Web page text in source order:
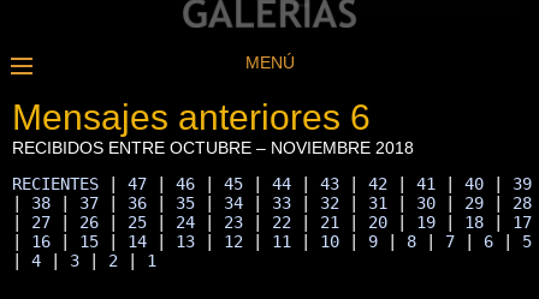
MENÚ
Mensajes anteriores 6
RECIBIDOS ENTRE OCTUBRE – NOVIEMBRE 2018
RECIENTES
47 46 45 44 43 42 41 40
39
38 37 36 35 34 33 32 31 30 29
28
27 26 25 24 23 22 21 20 19 18
17
16 15 14 13 12 11 10 9 8 7 6
5
4 3 2 1